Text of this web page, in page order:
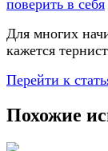
Для многих
кажется
Перейти к
Похожие